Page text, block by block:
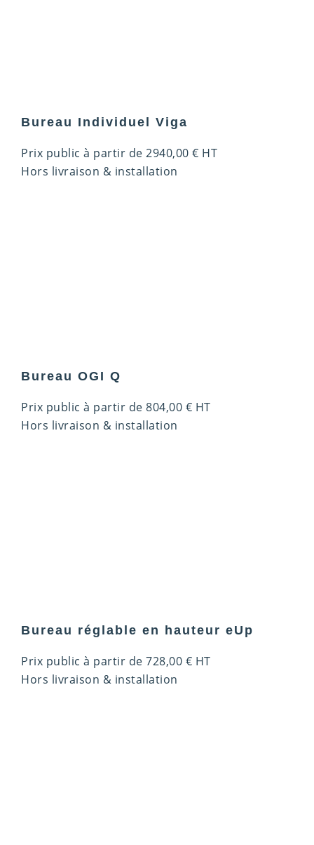
Bureau Individuel Viga
Prix public à partir de 2940,00 € HT
Hors livraison & installation
Bureau OGI Q
Prix public à partir de 804,00 € HT
Hors livraison & installation
Bureau réglable en hauteur eUp
Prix public à partir de 728,00 € HT
Hors livraison & installation